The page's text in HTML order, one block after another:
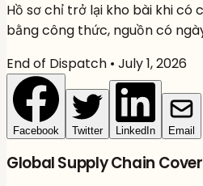
Hồ sơ chỉ trở lại kho bài khi có
bằng công thức, nguồn có
End of Dispatch • July 1, 2026
Facebook Twitter LinkedIn Email
Global Supply Chain